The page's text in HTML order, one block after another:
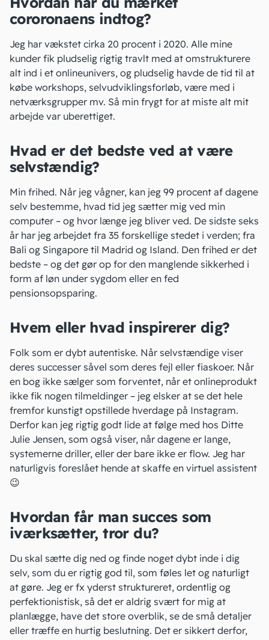
cororonaens indtog?
Jeg har vækstet cirka 20 procent i 2020. Alle mine
kunder fik pludselig rigtig travlt med at omstrukturere
alt ind i et onlineunivers, og pludselig havde de tid til at
købe workshops, selvudviklingsforløb, være med i
netværksgrupper mv. Så min frygt for at miste alt mit
arbejde var uberettiget.
Hvad er det bedste ved at være
selvstændig?
Min frihed. Når jeg vågner, kan jeg 99 procent af dagene
selv bestemme, hvad tid jeg sætter mig ved min
computer – og hvor længe jeg bliver ved. De sidste seks
år har jeg arbejdet fra 35 forskellige stedet i verden; fra
Bali og Singapore til Madrid og Island. Den frihed er det
bedste – og det gør op for den manglende sikkerhed i
form af løn under sygdom eller en fed
pensionsopsparing.
Hvem eller hvad inspirerer dig?
Folk som er dybt autentiske. Når selvstændige viser
deres successer såvel som deres fejl eller fiaskoer. Når
en bog ikke sælger som forventet, når et onlineprodukt
ikke fik nogen tilmeldinger – jeg elsker at se det hele
fremfor kunstigt opstillede hverdage på Instagram.
Derfor kan jeg rigtig godt lide at følge med hos Ditte
Julie Jensen, som også viser, når dagene er lange,
systemerne driller, eller der bare ikke er flow. Jeg har
naturligvis foreslået hende at skaffe en virtuel assistent
😉
Hvordan får man succes som
iværksætter, tror du?
Du skal sætte dig ned og finde noget dybt inde i dig
selv, som du er rigtig god til, som føles let og naturligt
at gøre. Jeg er fx yderst struktureret, ordentlig og
perfektionistisk, så det er aldrig svært for mig at
planlægge, have det store overblik, se de små detaljer
eller træffe en hurtig beslutning. Det er sikkert derfor,